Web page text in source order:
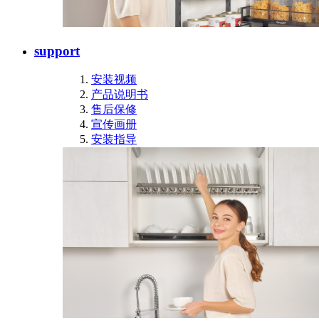
support
安装视频
产品说明书
售后保修
宣传画册
安装指导